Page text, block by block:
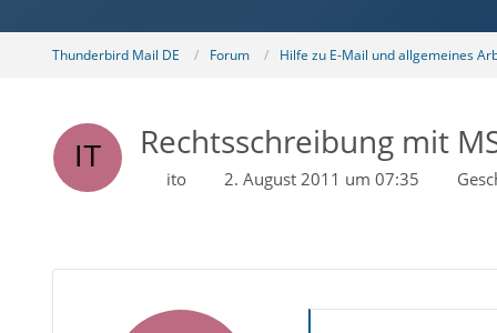
Thunderbird Mail DE Forum Hilfe zu E-Mail und allgemeines
Rechtsschreibung mit
ito 2. August 2011 um 07:35